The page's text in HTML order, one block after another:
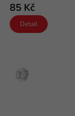
85 Kč
Detail
Stříbro